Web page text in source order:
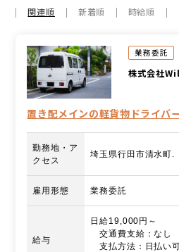
関連順 新着順 時給順
業務委託
株式会社
置き配メインの軽貨物ドライバ
勤務地・ア
クセス
埼玉県行田市清水町.
雇用形態 業務委託
給与
日給19,000円～
交通費支給：なし
支払方法：日払い